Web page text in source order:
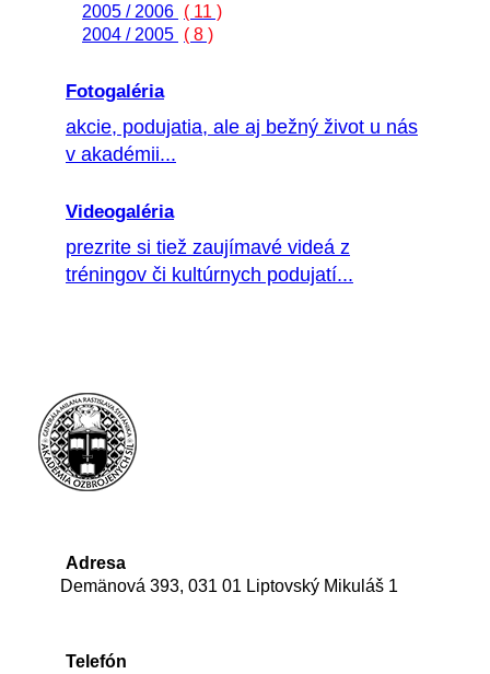
2005 / 2006 ( 11 )
2004 / 2005 ( 8 )
Fotogaléria
akcie, podujatia, ale aj bežný život u nás
v akadémii...
Videogaléria
prezrite si tiež zaujímavé videá z
tréningov či kultúrnych podujatí...
Adresa
Demänová 393, 031 01 Liptovský Mikuláš 1
Telefón